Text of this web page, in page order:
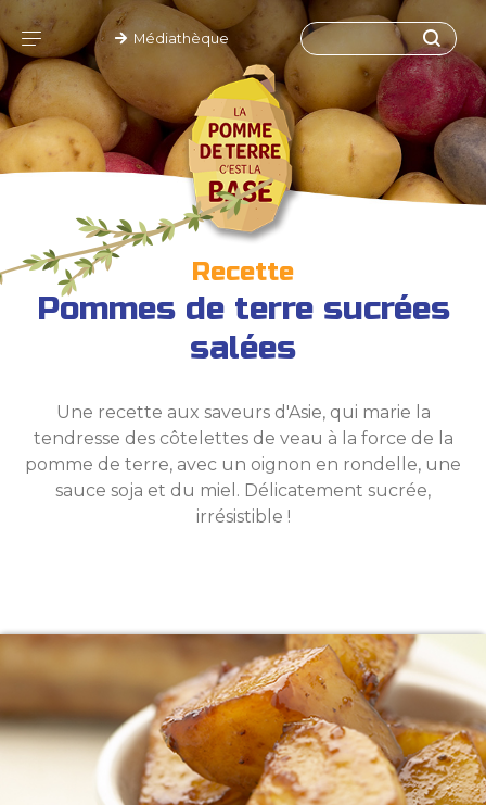
Médiathèque
Recette
Pommes de terre sucrées
salées
Une recette aux saveurs d'Asie, qui marie la
tendresse des côtelettes de veau à la force de la
pomme de terre, avec un oignon en rondelle, une
sauce soja et du miel. Délicatement sucrée,
irrésistible !